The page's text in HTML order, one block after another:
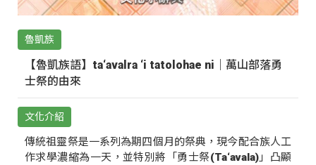
魯凱族
【魯凱族語】ta‘avalra ‘i tatolohae ni｜萬山部落勇
士祭的由來
文化介紹
傳統祖靈祭是一系列為期四個月的祭典，現今配合族人工
作求學濃縮為一天，並特別將「勇士祭(Ta‘avala)」凸顯